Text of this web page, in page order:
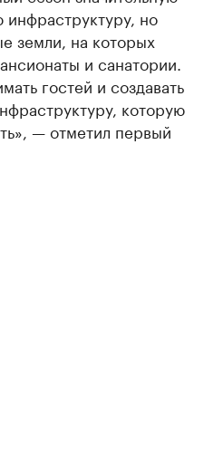
но
земли, на которых
и санатории.
гостей и создавать
которую
— отметил первый